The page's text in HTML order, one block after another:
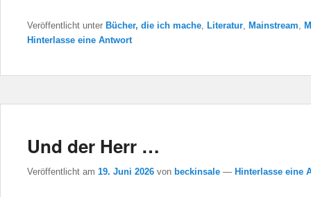
Veröffentlicht unter Bücher, die ich mache Literatur Mainstream
Hinterlasse eine Antwort
Und der Herr …
Veröffentlicht am 19. Juni 2026 von beckinsale — Hinterlasse eine